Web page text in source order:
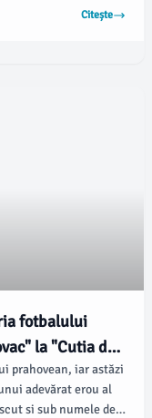
și să învingă cu 2-1,
Citește
fotbalului
la "Cutia de
Tricolorului
prahovean, iar astăzi
adevărat erou al
si sub numele de